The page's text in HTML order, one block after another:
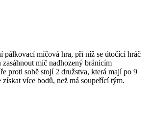
pálkovací míčová hra, při níž se útočící hráč
míč nadhozený bránícím
proti sobě stojí 2 družstva, která mají po 9
více bodů, než má soupeřící tým.